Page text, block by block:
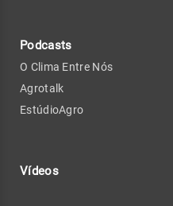
Podcasts
O Clima Entre Nós
Agrotalk
EstúdioAgro
Vídeos